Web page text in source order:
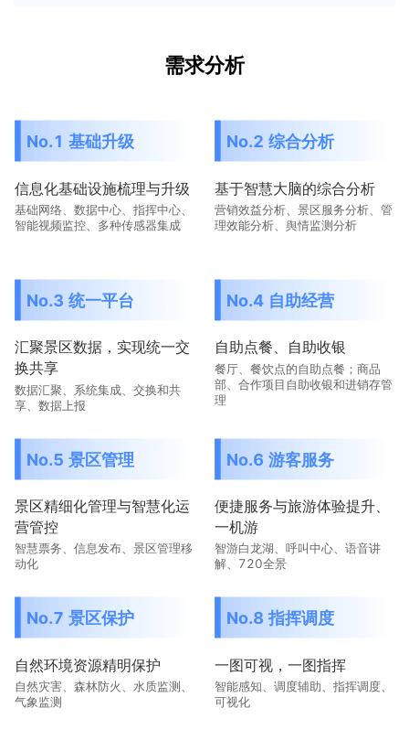
需求分析
No.1 基础升级
信息化基础设施梳理与升级
基础网络、数据中心、指挥中心、
智能视频监控、多种传感器集成
No.3 统一平台
汇聚景区数据，实现统一交
换共享
数据汇聚、系统集成、交换和共
享、数据上报
No.5 景区管理
景区精细化管理与智慧化运
营管控
智慧票务、信息发布、景区管理移
动化
No.7 景区保护
自然环境资源精明保护
自然灾害、森林防火、水质监测、
气象监测
No.2 综合分析
基于智慧大脑的综合分析
营销效益分析、景区服务分析、管
理效能分析、舆情监测分析
No.4 自助经营
自助点餐、自助收银
餐厅、餐饮点的自助点餐；商品
部、合作项目自助收银和进销存管
理
No.6 游客服务
便捷服务与旅游体验提升、
一机游
智游白龙湖、呼叫中心、语音讲
解、720全景
No.8 指挥调度
一图可视，一图指挥
智能感知、调度辅助、指挥调度、
可视化